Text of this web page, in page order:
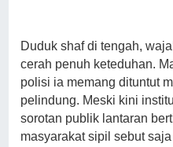
Duduk shaf di tengah,
cerah penuh keteduhan.
polisi ia memang dituntut
pelindung. Meski kini
sorotan publik lantaran
masyarakat sipil sebut